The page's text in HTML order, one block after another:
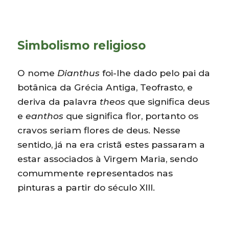
Simbolismo religioso
O nome Dianthus foi-lhe dado pelo pai da
botânica da Grécia Antiga, Teofrasto, e
deriva da palavra theos que significa deus
eeanthos que significa flor, portanto os
cravos seriam flores de deus. Nesse
sentido, já na era cristã estes passaram a
estar associados à Virgem Maria, sendo
comummente representados nas
pinturas a partir do século XIII.